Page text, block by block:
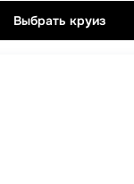
Выбрать круиз